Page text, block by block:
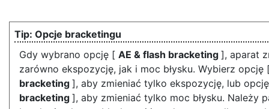
Opcje bracketingu
Gdy wybrano opcję [ AE & flash bracketing ], aparat
zarówno ekspozycję, jak i moc błysku. Wybierz
bracketing ], aby zmieniać tylko ekspozycję, lub
bracketing ], aby zmieniać tylko moc błysku. Należy